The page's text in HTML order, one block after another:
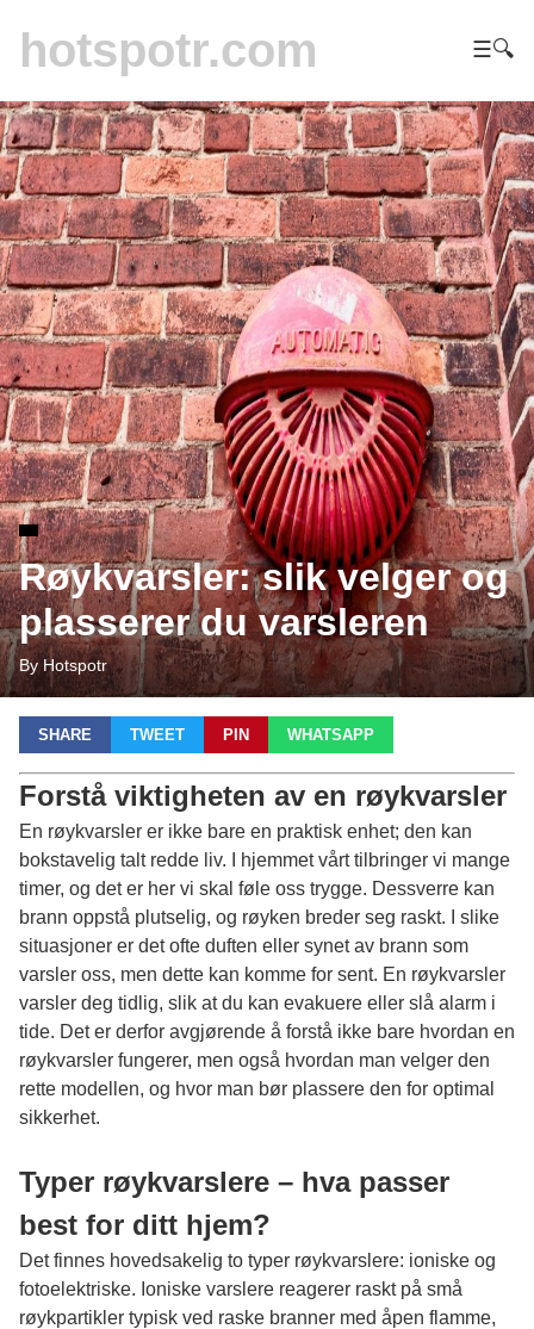
hotspotr.com ☰🔍
Røykvarsler: slik velger og
plasserer du varsleren
By Hotspotr
SHARE TWEET PIN WHATSAPP
Forstå viktigheten av en røykvarsler
En røykvarsler er ikke bare en praktisk enhet; den kan
bokstavelig talt redde liv. I hjemmet vårt tilbringer vi mange
timer, og det er her vi skal føle oss trygge. Dessverre kan
brann oppstå plutselig, og røyken breder seg raskt. I slike
situasjoner er det ofte duften eller synet av brann som
varsler oss, men dette kan komme for sent. En røykvarsler
varsler deg tidlig, slik at du kan evakuere eller slå alarm i
tide. Det er derfor avgjørende å forstå ikke bare hvordan en
røykvarsler fungerer, men også hvordan man velger den
rette modellen, og hvor man bør plassere den for optimal
sikkerhet.
Typer røykvarslere – hva passer
best for ditt hjem?
Det finnes hovedsakelig to typer røykvarslere: ioniske og
fotoelektriske. Ioniske varslere reagerer raskt på små
røykpartikler typisk ved raske branner med åpen flamme,